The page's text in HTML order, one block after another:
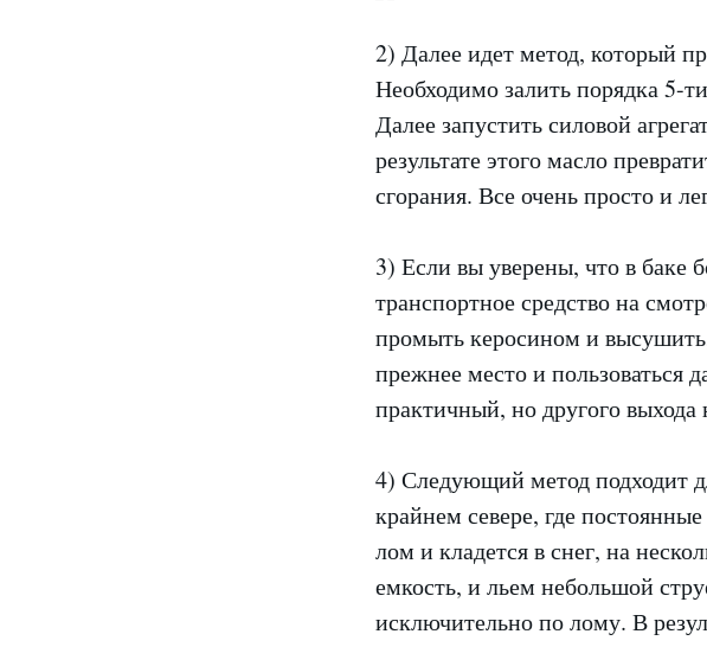
2) Далее идет метод, который
Необходимо залить порядка 5-
Далее запустить силовой
результате этого масло
сгорания. Все очень просто и
3) Если вы уверены, что в баке
транспортное средство на
промыть керосином и
прежнее место и пользоваться
практичный, но другого выхода
4) Следующий метод подходит
крайнем севере, где
лом и кладется в снег, на
емкость, и льем небольшой
исключительно по лому. В